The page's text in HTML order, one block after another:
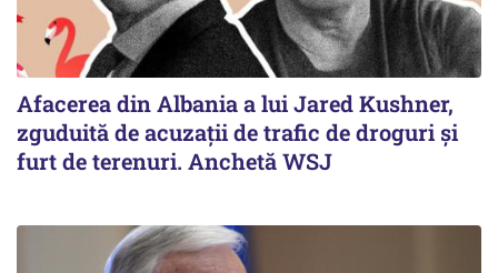
Afacerea din Albania a lui Jared Kushner,
zguduită de acuzații de trafic de droguri și
furt de terenuri. Anchetă WSJ